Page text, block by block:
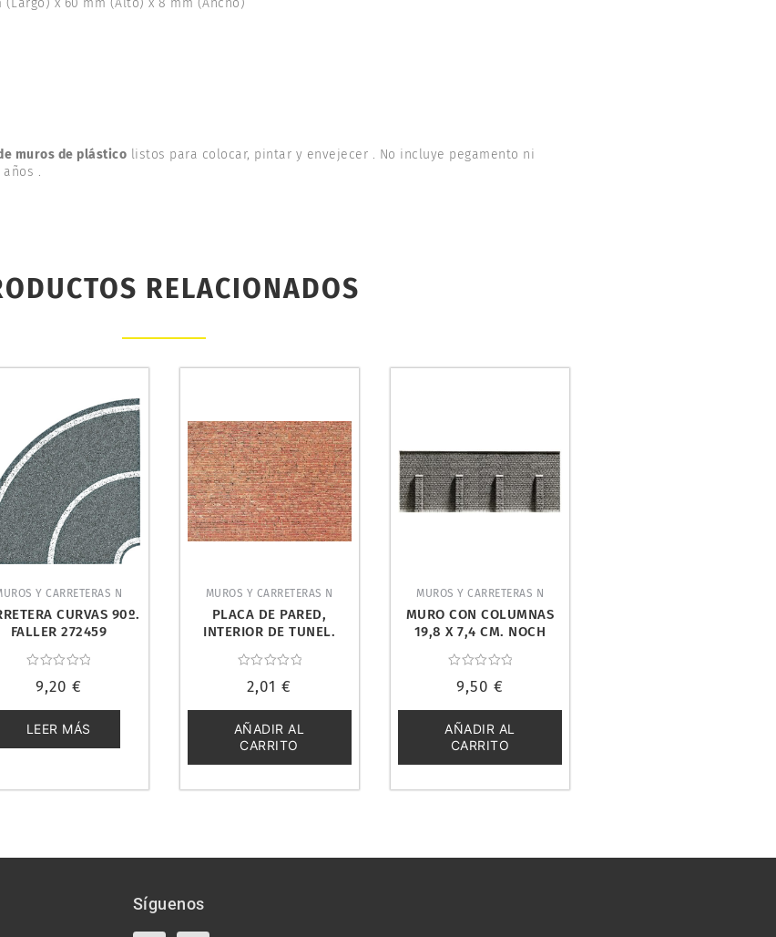
(Largo) x 60 mm (Alto) x 8 mm (Ancho)
muros de plástico listos para colocar, pintar y envejecer . No incluye pegamento ni
.
RELACIONADOS
Y CARRETERAS N
CURVAS 90º.
FALLER 272459
con
de
5
9,20 €
LEER MÁS
MUROS Y CARRETERAS N
PLACA DE PARED,
INTERIOR DE TUNEL.
con
de
5
2,01€
AÑADIR AL
CARRITO
MUROS Y CARRETERAS N
MURO CON COLUMNAS
19,8 X 7,4 CM. NOCH
con
de
5
9,50€
AÑADIR AL
CARRITO
Síguenos